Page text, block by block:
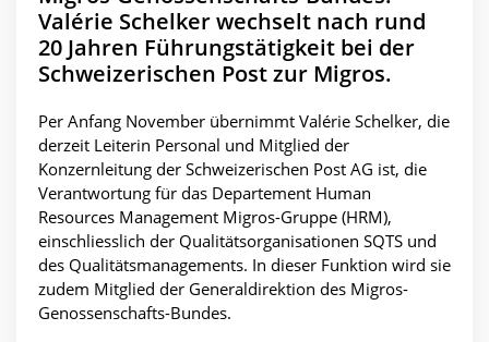
Valérie Schelker wechselt nach rund
20 Jahren Führungstätigkeit bei der
Schweizerischen Post zur Migros.
Per Anfang November übernimmt Valérie Schelker, die
derzeit Leiterin Personal und Mitglied der
Konzernleitung der Schweizerischen Post AG ist, die
Verantwortung für das Departement Human
Resources Management Migros-Gruppe (HRM),
einschliesslich der Qualitätsorganisationen SQTS und
des Qualitätsmanagements. In dieser Funktion wird sie
zudem Mitglied der Generaldirektion des Migros-
Genossenschafts-Bundes.